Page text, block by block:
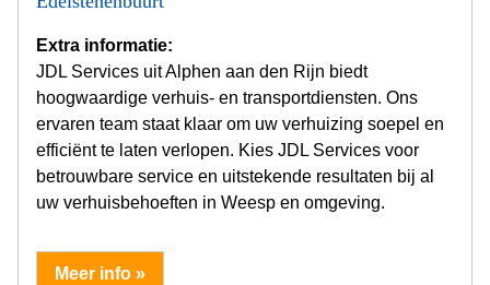
Extra informatie:
JDL Services uit Alphen aan den Rijn biedt
hoogwaardige verhuis- en transportdiensten. Ons
ervaren team staat klaar om uw verhuizing soepel en
efficiënt te laten verlopen. Kies JDL Services voor
betrouwbare service en uitstekende resultaten bij al
uw verhuisbehoeften in Weesp en omgeving.
Meer info »